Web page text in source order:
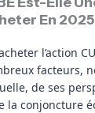
En 2025
l’action
facteurs,
de ses
la conjoncture